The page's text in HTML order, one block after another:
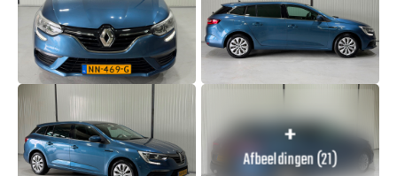
Afbeeldingen (21)